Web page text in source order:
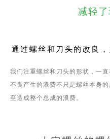
减轻
通过螺丝和刀头的改良
我们注重螺丝和刀头的形状，一
不良产生的浪费不只是螺丝本身
至造成整个总成的浪费。